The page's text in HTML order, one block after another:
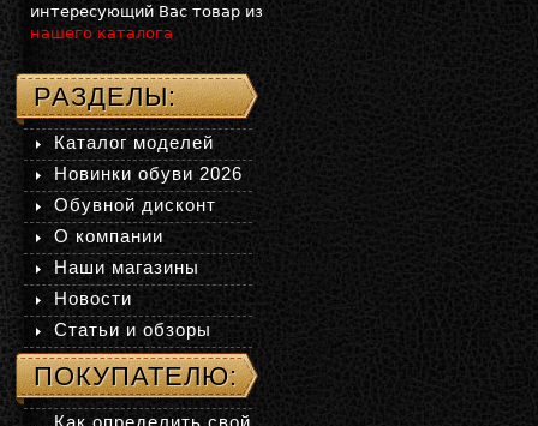
интересующий Вас товар из
нашего каталога
РАЗДЕЛЫ:
Каталог моделей
Новинки обуви 2026
Обувной дисконт
О компании
Наши магазины
Новости
Статьи и обзоры
ПОКУПАТЕЛЮ:
Как определить свой